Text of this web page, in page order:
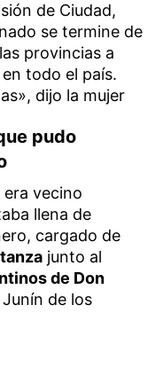
de Ciudad,
se termine de
provincias a
todo el país.
dijo la mujer
pudo
era vecino
llena de
cargado de
junto al
de Don
de los